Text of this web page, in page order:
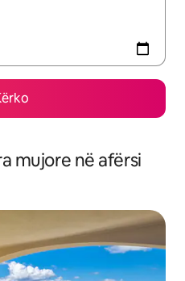
mujore në afërsi